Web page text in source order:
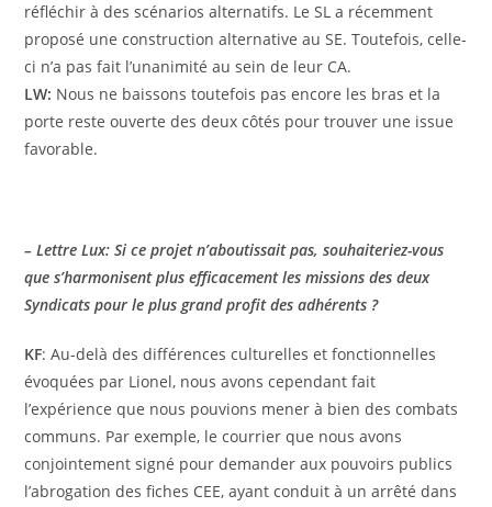
réfléchir à des scénarios alternatifs. Le SL a récemment
proposé une construction alternative au SE. Toutefois, celle-
ci n’a pas fait l’unanimité au sein de leur CA.
LW: Nous ne baissons toutefois pas encore les bras et la
porte reste ouverte des deux côtés pour trouver une issue
favorable.
– Lettre Lux: Si ce projet n’aboutissait pas, souhaiteriez-vous
que s’harmonisent plus efficacement les missions des deux
Syndicats pour le plus grand profit des adhérents ?
KF: Au-delà des différences culturelles et fonctionnelles
évoquées par Lionel, nous avons cependant fait
l’expérience que nous pouvions mener à bien des combats
communs. Par exemple, le courrier que nous avons
conjointement signé pour demander aux pouvoirs publics
l’abrogation des fiches CEE, ayant conduit à un arrêté dans